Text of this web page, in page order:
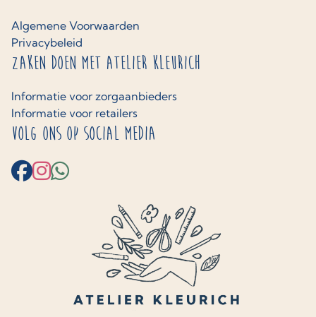
Algemene Voorwaarden
Privacybeleid
Zaken doen met Atelier Kleurich
Informatie voor zorgaanbieders
Informatie voor retailers
Volg ons op social media